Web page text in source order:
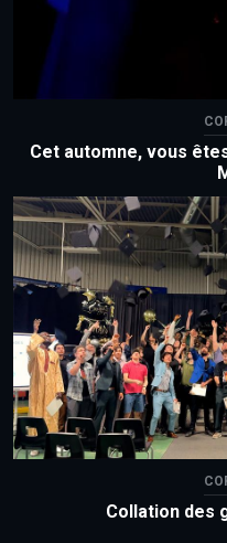
Cet automne, vous
Collation des